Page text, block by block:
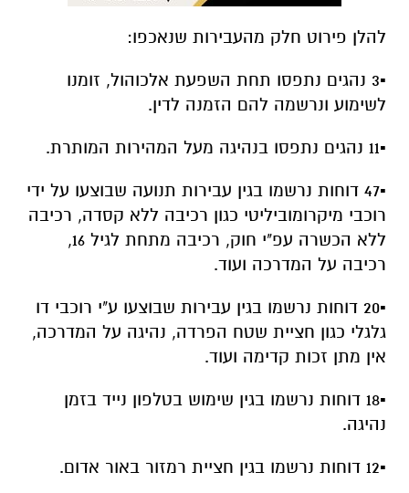
לשימוע ונרשמה להם הזמנה לדין.
▪️47 דוחות נרשמו בגין עבירות תנועה שבוצעו על ידי
ללא הכשרה עפ"י חוק, רכיבה מתחת לגיל 16,
▪️20 דוחות נרשמו בגין עבירות שבוצעו ע"י רוכבי דו
גלגלי כגון חציית שטח הפרדה, נהיגה על המדרכה,
אין מתן זכות קדימה ועוד.
▪️18 דוחות נרשמו בגין שימוש בטלפון נייד בזמן
נהיגה.
ממשטרת ישראל נמסר: ״משטרת ישראל תמשיך
במטרה למנוע תאונות ולהרתיע נהגים מביצוע